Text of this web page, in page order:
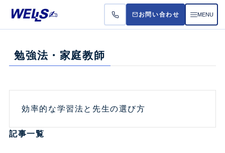
お問い合わせ MENU
勉強法・家庭教師
効率的な学習法と先生の選び方
記事一覧